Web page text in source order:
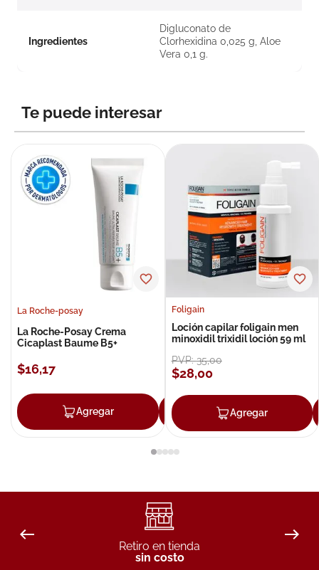
Ingredientes
Digluconato de
Clorhexidina 0,025 g, Aloe
Vera 0,1 g.
Te puede interesar
La Roche-posay
La Roche-Posay Crema
Cicaplast Baume B5+
$16,17
Agregar Agregar
Foligain
Loción capilar foligain men
minoxidil trixidil loción 59 ml
PVP:35,00
$28,00
Agregar
Retiro en tienda
sin costo